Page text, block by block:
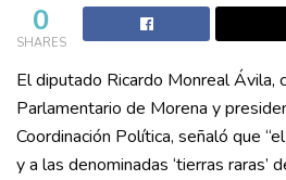
0
SHARES
El diputado Ricardo Monreal Ávila,
Parlamentario de Morena y
Coordinación Política, señaló que
y a las denominadas ‘tierras raras’